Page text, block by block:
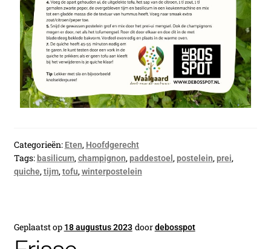
Categorieën: Eten, Hoofdgerecht
Tags:basilicum, champignon, paddestoel, postelein, prei,
quiche, tijm, tofu, winterpostelein
Geplaatst op 18 augustus 2023 doordebosspot